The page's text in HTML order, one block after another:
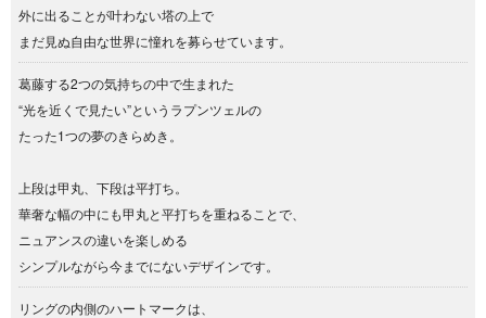
外に出ることが叶わない塔の上で
まだ見ぬ自由な世界に憧れを募らせています。
葛藤する2つの気持ちの中で生まれた
“光を近くで見たい”というラプンツェルの
たった1つの夢のきらめき。
上段は甲丸、下段は平打ち。
華奢な幅の中にも甲丸と平打ちを重ねることで、
ニュアンスの違いを楽しめる
シンプルながら今までにないデザインです。
リングの内側のハートマークは、